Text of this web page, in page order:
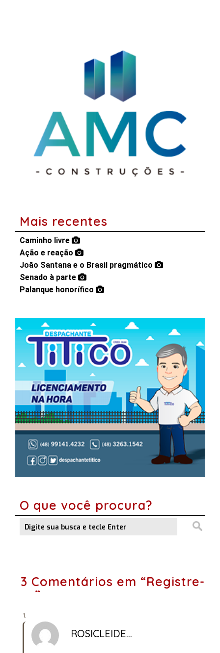
Mais recentes
Caminho livre
Ação e reação
João Santana e o Brasil pragmático
Senado à parte
Palanque honorífico
O que você procura?
3 Comentários em “Registre-
se”
ROSICLEIDE...